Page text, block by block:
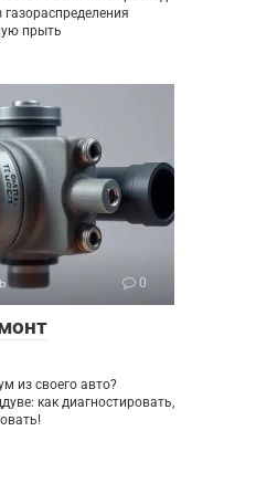
прыть
0
из своего авто?
как диагностировать,